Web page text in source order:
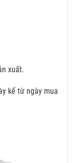
xuất.
kể từ ngày mua